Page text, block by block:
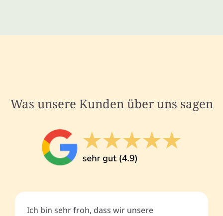
Was unsere Kunden über uns sagen
Ich bin sehr froh, dass wir unsere